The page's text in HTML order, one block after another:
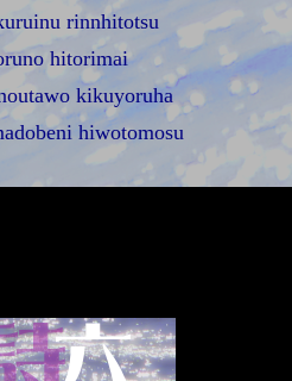
rinnhitotsu
hitorimai
kikuyoruha
hiwotomosu